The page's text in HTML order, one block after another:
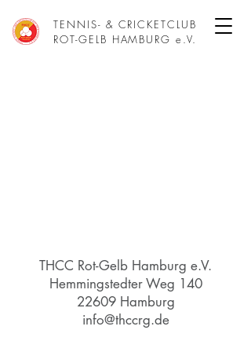
TENNIS- & CRICKETCLUB
ROT-GELB HAMBURG e.V.
THCC Rot-Gelb Hamburg e.V.
Hemmingstedter Weg 140
22609 Hamburg
info@thccrg.de